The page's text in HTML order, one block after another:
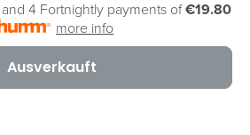
4 Fortnightly payments of€19.80
more info
Ausverkauft